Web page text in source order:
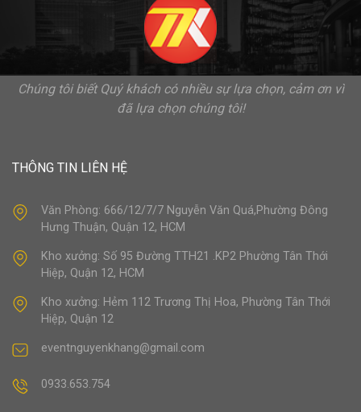
Chúng tôi biết Quý khách có nhiều sự lựa chọn, cảm ơn vì
đã lựa chọn chúng tôi!
THÔNG TIN LIÊN HỆ
Văn Phòng: 666/12/7/7 Nguyễn Văn Quá,Phường Đông
Hưng Thuận, Quận 12, HCM
Kho xưởng: Số 95 Đường TTH21 .KP2 Phường Tân Thới
Hiệp, Quận 12, HCM
Kho xưởng: Hẻm 112 Trương Thị Hoa, Phường Tân Thới
Hiệp, Quận 12
eventnguyenkhang@gmail.com
0933.653.754